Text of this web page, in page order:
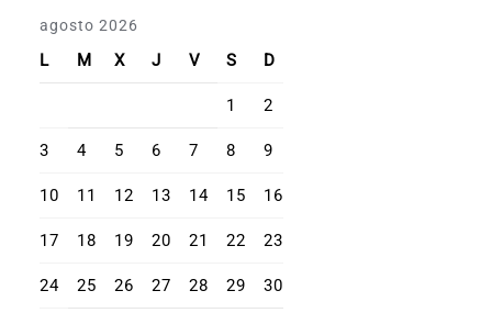
agosto 2026
L M X J V S D
1 2
3 4 5 6 7 8 9
10 11 12 13 14 15 16
17 18 19 20 21 22 23
24 25 26 27 28 29 30